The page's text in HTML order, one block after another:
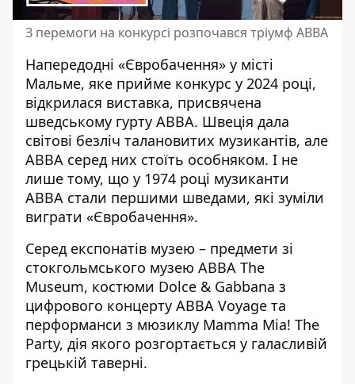
З перемоги на конкурсі розпочався тріумф АВВА
Напередодні «Євробачення» у місті
Мальме, яке прийме конкурс у 2024 році,
відкрилася виставка, присвячена
шведському гурту ABBA. Швеція дала
світові безліч талановитих музикантів, але
ABBA серед них стоїть особняком. І не
лише тому, що у 1974 році музиканти
ABBA стали першими шведами, які зуміли
виграти «Євробачення».
Серед експонатів музею – предмети зі
стокгольмського музею ABBA The
Museum, костюми Dolce & Gabbana з
цифрового концерту ABBA Voyage та
перформанси з мюзиклу Mamma Mia! The
Party, дія якого розгортається у галасливій
грецькій таверні.